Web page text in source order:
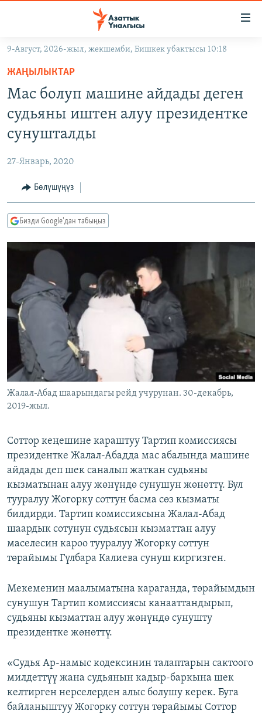
Навигацияга
өтүңүз
Издөөгө
салыңыз
КЫРГЫЗСТАН
КЫРГЫЗСТАН
МАДАНИЯТ
УКРАИНА
ТВ ПРОГРАММАЛАР
БҮГҮН АЗАТТЫКТА
ДАНИСТЕ
ЭЖЕ-СИҢДИЛЕР
АЗАТТЫК+
ЫҢГАЙСЫЗ СУРООЛОР
ПОДКАСТ
Русский
ОНЛАЙН ШЕРИНЕ
ЭЕ/АРнун бардык сайттары
9-Август, 2026-жыл, жекшемби, Бишкек убактысы 10:18
ЖАҢЫЛЫКТАР
Мас болуп машине айдады деген
судьяны иштен алуу президентке
сунушталды
27-Январь, 2020
Бөлүшүңүз
Бизди Google'дан табыңыз
Жалал-Абад шаарындагы рейд учурунан. 30-декабрь,
2019-жыл.
Соттор кеңешине караштуу Тартип комиссиясы
президентке Жалал-Абадда мас абалында машине
айдады деп шек саналып жаткан судьяны
кызматынан алуу жөнүндө сунушун жөнөттү. Бул
тууралуу Жогорку соттун басма сөз кызматы
билдирди. Тартип комиссиясына Жалал-Абад
шаардык сотунун судьясын кызматтан алуу
маселесин кароо тууралуу Жогорку соттун
төрайымы Гүлбара Калиева сунуш киргизген.
Мекеменин маалыматына караганда, төрайымдын
сунушун Тартип комиссиясы канааттандырып,
судьяны кызматтан алуу жөнүндө сунушту
президентке жөнөттү.
«Судья Ар-намыс кодексинин талаптарын сактоого
милдеттүү жана судьянын кадыр-баркына шек
келтирген нерселерден алыс болушу керек. Буга
байланыштуу Жогорку соттун төрайымы Соттор